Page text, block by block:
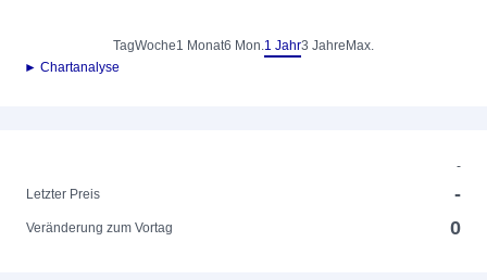
TagWoche1 Monat6 Mon.1 Jahr3 Jahre Max.
► Chartanalyse
-
Letzter Preis
-
Veränderung zum Vortag 0